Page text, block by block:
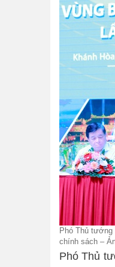
Phó Thủ tướng
chính sách –
Phó Thủ